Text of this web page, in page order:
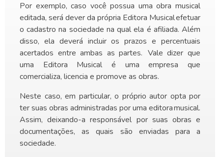
Por exemplo, caso você possua uma obra musical
editada, será dever da própria Editora Musical efetuar
o cadastro na sociedade na qual ela é afiliada. Além
disso, ela deverá incluir os prazos e percentuais
acertados entre ambas as partes. Vale dizer que
uma Editora Musical é uma empresa que
comercializa, licencia e promove as obras.
Neste caso, em particular, o próprio autor opta por
ter suas obras administradas por uma editora musical.
Assim, deixando-a responsável por suas obras e
documentações, as quais são enviadas para a
sociedade.